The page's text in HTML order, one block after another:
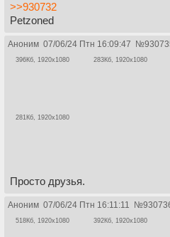
>>930732
Petzoned
Аноним 07/06/24 Птн 16:09:47 №
396Кб, 1920x1080 283Кб, 1920x1080
281Кб, 1920x1080
Просто друзья.
Аноним 07/06/24 Птн 16:11:11 №
518Кб, 1920x1080 392Кб, 1920x1080